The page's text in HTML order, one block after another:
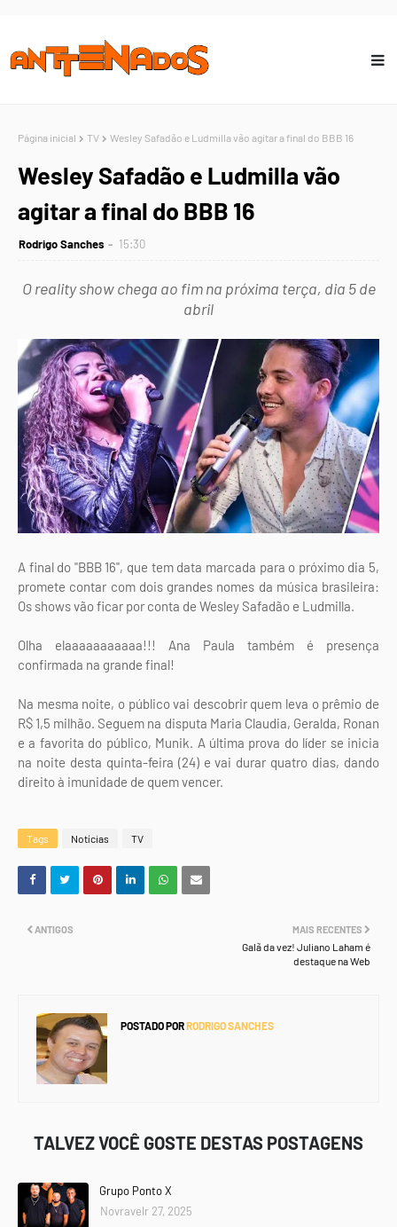
Página inicial TV Wesley Safadão e Ludmilla vão agitar a final do BBB 16
Wesley Safadão e Ludmilla vão
agitar a final do BBB 16
Rodrigo Sanches 15:30
O reality show chega ao fim na próxima terça, dia 5 de
abril
A final do "BBB 16", que tem data marcada para o próximo dia 5,
promete contar com dois grandes nomes da música brasileira:
Os shows vão ficar por conta de Wesley Safadão e Ludmilla.
Olha elaaaaaaaaaaa!!! Ana Paula também é presença
confirmada na grande final!
Na mesma noite, o público vai descobrir quem leva o prêmio de
R$ 1,5 milhão. Seguem na disputa Maria Claudia, Geralda, Ronan
e a favorita do público, Munik. A última prova do líder se inicia
na noite desta quinta-feira (24) e vai durar quatro dias, dando
direito à imunidade de quem vencer.
Tags Notícias TV
MAIS RECENTES
Galã da vez! Juliano Laham é
destaque na Web
ANTIGOS
POSTADO PORRODRIGO SANCHES
TALVEZ VOCÊ GOSTE DESTAS POSTAGENS
Grupo Ponto X
Novravelr 27, 2025